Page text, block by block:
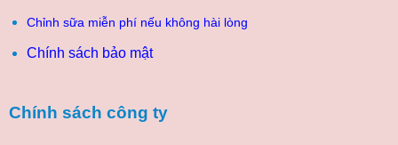
Chỉnh sữa miễn phí nếu không hài lòng
Chính sách bảo mật
Chính sách công ty